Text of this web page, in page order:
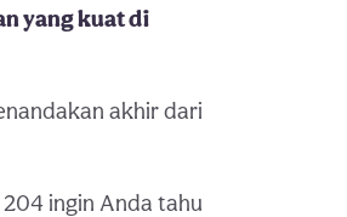
yang kuat di
akhir dari
ingin Anda tahu